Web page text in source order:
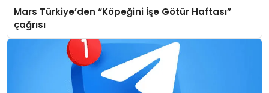
Mars Türkiye’den “Köpeğini İşe Götür Haftası”
çağrısı